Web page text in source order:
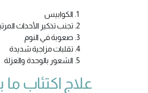
الكوابيس
تجنب تذكير الأحداث
صعوبة في النوم
تقلبات مزاجية شديدة
الشعور بالوحدة والعزلة
علاج اكتئاب ما